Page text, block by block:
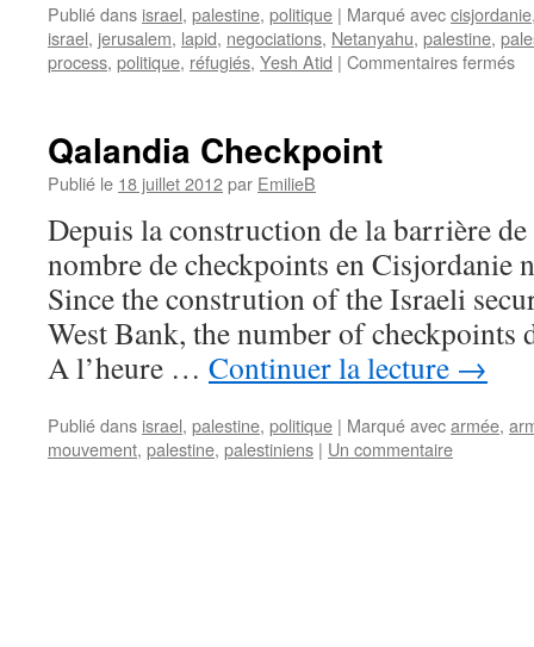
Publié dans israel, palestine, politique | Marqué aveccisjordanie
israel, jerusalem, lapid, negociations, Netanyahu, palestine,
process, politique, réfugiés, Yesh Atid | Commentaires fermés
Qalandia Checkpoint
Publié le 18 juillet 2012par EmilieB
Depuis la construction de la barrière
nombre de checkpoints en Cisjordanie
Since the constrution of the Israeli
West Bank, the number of checkpoints
A l’heure … Continuer la lecture →
Publié dans israel, palestine, politique | Marqué avecarmée,
mouvement, palestine, palestiniens | Un commentaire